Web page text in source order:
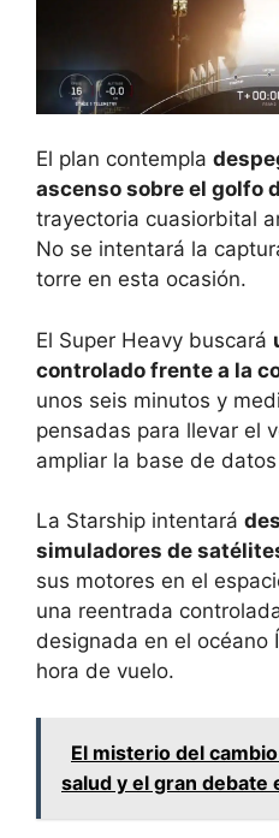
El plan contempla
ascenso sobre el golfo
trayectoria cuasiorbital
No se intentará la
torre en esta ocasión.
El Super Heavy buscará
controlado frente a la
unos seis minutos y
pensadas para llevar el
ampliar la base de
La Starship intentará
simuladores de
sus motores en el
una reentrada
designada en el océano
hora de vuelo.
El misterio del
salud y el gran debate